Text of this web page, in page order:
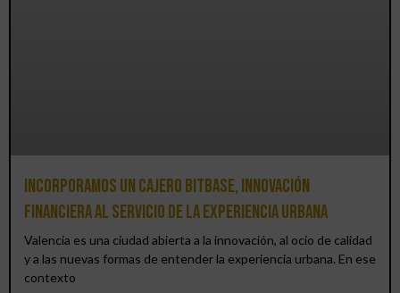
Incorporamos un cajero BitBase, innovación
financiera al servicio de la experiencia urbana
Valencia es una ciudad abierta a la innovación, al ocio de calidad
y a las nuevas formas de entender la experiencia urbana. En ese
contexto